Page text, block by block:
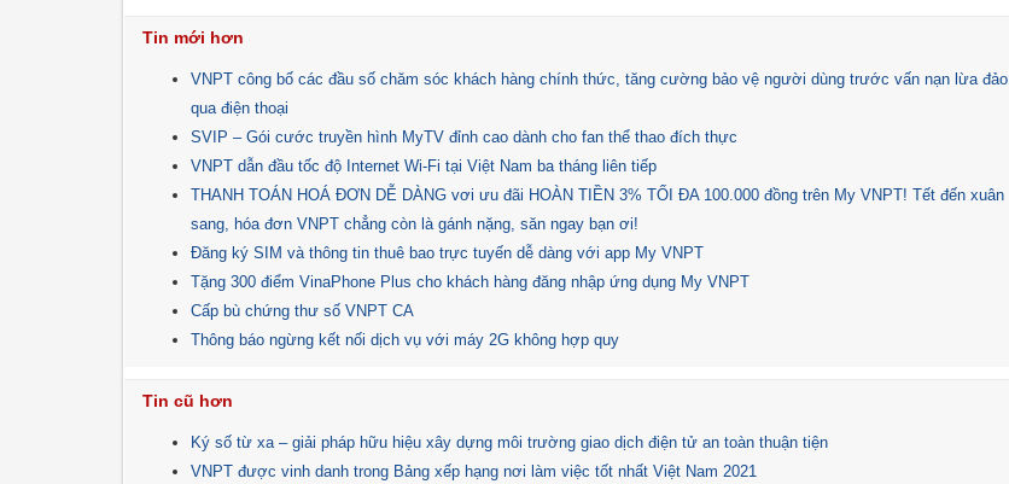
Tin mới hơn
VNPT công bố các đầu số chăm sóc khách hàng chính thức, tăng cường bảo vệ người dùng trước vấn nạn lừa đảo
qua điện thoại
SVIP – Gói cước truyền hình MyTV đỉnh cao dành cho fan thể thao đích thực
VNPT dẫn đầu tốc độ Internet Wi-Fi tại Việt Nam ba tháng liên tiếp
THANH TOÁN HOÁ ĐƠN DỄ DÀNG vơi ưu đãi HOÀN TIỀN 3% TỐI ĐA 100.000 đồng trên My VNPT! Tết đến xuân
sang, hóa đơn VNPT chẳng còn là gánh nặng, săn ngay bạn ơi!
Đăng ký SIM và thông tin thuê bao trực tuyến dễ dàng với app My VNPT
Tặng 300 điểm VinaPhone Plus cho khách hàng đăng nhập ứng dụng My VNPT
Cấp bù chứng thư số VNPT CA
Thông báo ngừng kết nối dịch vụ với máy 2G không hợp quy
Tin cũ hơn
Ký số từ xa – giải pháp hữu hiệu xây dựng môi trường giao dịch điện tử an toàn thuận tiện
VNPT được vinh danh trong Bảng xếp hạng nơi làm việc tốt nhất Việt Nam 2021